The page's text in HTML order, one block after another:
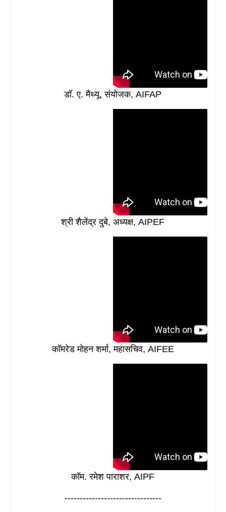
डॉ. ए. मैथ्यू, संयोजक, AIFAP
श्री शैलेंद्र दुबे, अध्यक्ष, AIPEF
कॉमरेड मोहन शर्मा, महासचिव, AIFEE
कॉम. रमेश पाराशर, AIPF
--------------------------------